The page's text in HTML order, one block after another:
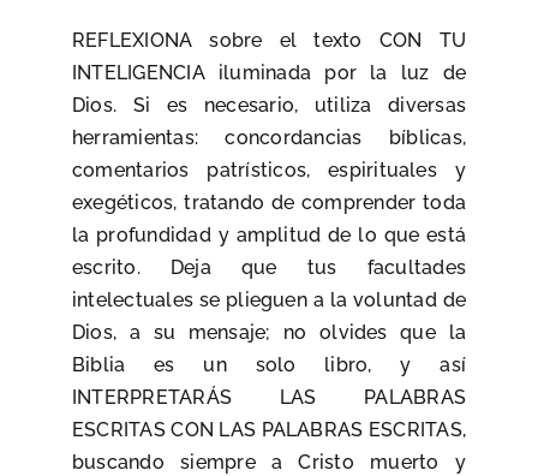
REFLEXIONA sobre el texto CON TU
INTELIGENCIA iluminada por la luz de
Dios. Si es necesario, utiliza diversas
herramientas: concordancias bíblicas,
comentarios patrísticos, espirituales y
exegéticos, tratando de comprender toda
la profundidad y amplitud de lo que está
escrito. Deja que tus facultades
intelectuales se plieguen a la voluntad de
Dios, a su mensaje; no olvides que la
Biblia es un solo libro, y así
INTERPRETARÁS LAS PALABRAS
ESCRITAS CON LAS PALABRAS ESCRITAS,
buscando siempre a Cristo muerto y